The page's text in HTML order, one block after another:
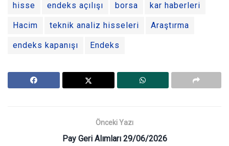
hisse endeks açılışı borsa kar haberleri
Hacim teknik analiz hisseleri Araştırma
endeks kapanışı Endeks
Önceki Yazı
Pay Geri Alımları 29/06/2026